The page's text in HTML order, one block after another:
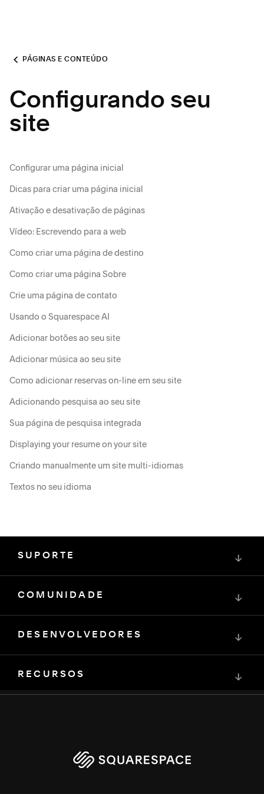
PÁGINAS E CONTEÚDO
Configurando seu
site
Configurar uma página inicial
Dicas para criar uma página inicial
Ativação e desativação de páginas
Vídeo: Escrevendo para a web
Como criar uma página de destino
Como criar uma página Sobre
Crie uma página de contato
Usando o Squarespace AI
Adicionar botões ao seu site
Adicionar música ao seu site
Como adicionar reservas on-line em seu site
Adicionando pesquisa ao seu site
Sua página de pesquisa integrada
Displaying your resume on your site
Criando manualmente um site multi-idiomas
Textos no seu idioma
SUPORTE ↓
COMUNIDADE ↓
DESENVOLVEDORES ↓
RECURSOS ↓